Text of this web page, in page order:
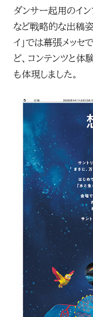
ダンサー起用のイ
など戦略的な出稿姿
イ」では幕張メッセ
ど、コンテンツと
も体現しました。